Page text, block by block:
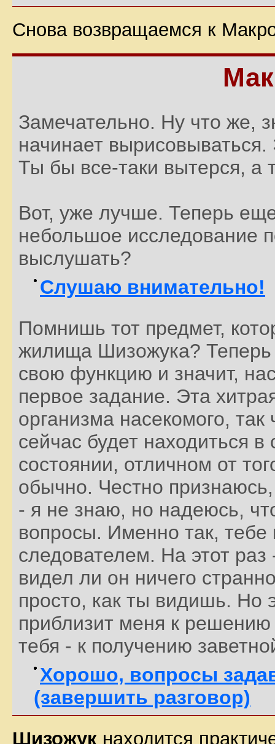
Снова возвращаемся к
Замечательно. Ну что же,
начинает
Ты бы все-таки вытерся, а
Вот, уже лучше. Теперь
небольшое исследование
выслушать?
Слушаю внимательно!
Помнишь тот предмет,
жилища Шизожука?
свою функцию и значит,
первое задание. Эта
организма насекомого,
сейчас будет находиться
состоянии, отличном от
обычно. Честно
- я не знаю, но надеюсь,
вопросы. Именно так,
следователем. На этот
видел ли он ничего
просто, как ты видишь. Но
приблизит меня к
тебя - к получению
Хорошо, вопросы
(завершить разговор)
Шизожук находится